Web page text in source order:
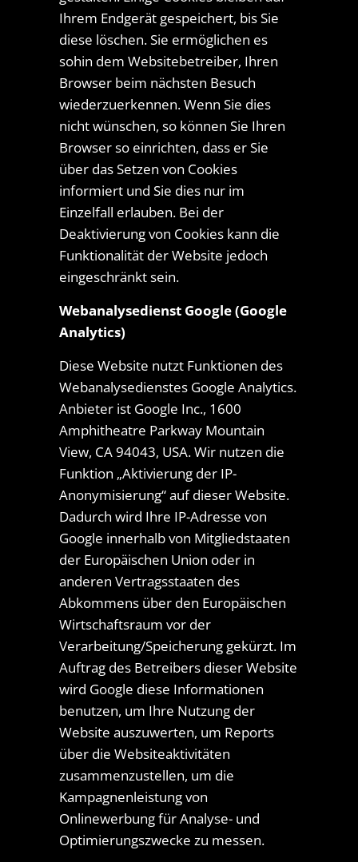
Ihrem Endgerät gespeichert, bis Sie
diese löschen. Sie ermöglichen es
sohin dem Websitebetreiber, Ihren
Browser beim nächsten Besuch
wiederzuerkennen. Wenn Sie dies
nicht wünschen, so können Sie Ihren
Browser so einrichten, dass er Sie
über das Setzen von Cookies
informiert und Sie dies nur im
Einzelfall erlauben. Bei der
Deaktivierung von Cookies kann die
Funktionalität der Website jedoch
eingeschränkt sein.
Webanalysedienst Google (Google
Analytics)
Diese Website nutzt Funktionen des
Webanalysedienstes Google Analytics.
Anbieter ist Google Inc., 1600
Amphitheatre Parkway Mountain
View, CA 94043, USA. Wir nutzen die
Funktion „Aktivierung der IP-
Anonymisierung“ auf dieser Website.
Dadurch wird Ihre IP-Adresse von
Google innerhalb von Mitgliedstaaten
der Europäischen Union oder in
anderen Vertragsstaaten des
Abkommens über den Europäischen
Wirtschaftsraum vor der
Verarbeitung/Speicherung gekürzt. Im
Auftrag des Betreibers dieser Website
wird Google diese Informationen
benutzen, um Ihre Nutzung der
Website auszuwerten, um Reports
über die Websiteaktivitäten
zusammenzustellen, um die
Kampagnenleistung von
Onlinewerbung für Analyse- und
Optimierungszwecke zu messen.